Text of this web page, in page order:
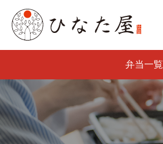
東京都板橋区で仕出し弁当な
弁当一覧